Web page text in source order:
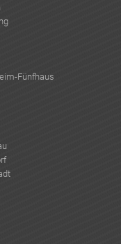
Fünfhaus